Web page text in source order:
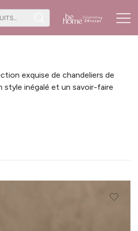
Site B2B Be
exquise de chandeliers de
style inégalé et un savoir-faire